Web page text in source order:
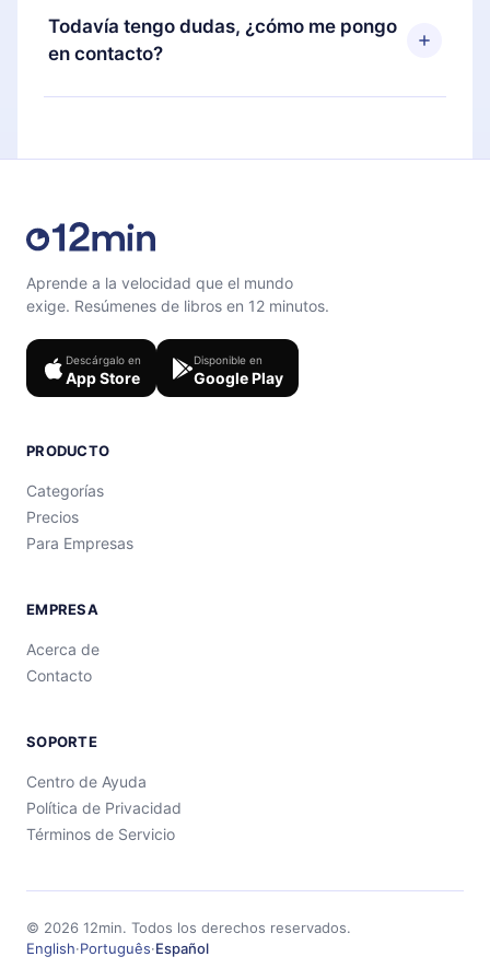
También puedes leer o escuchar tus títulos
favoritos sin conexión y desafiarte con un
puedes cancelar en cualquier momento y el
próximo ciclo de facturación no ocurrirá.
Todavía tengo dudas, ¿cómo me pongo
en contacto?
Siéntete libre de contactarnos en
Aprende a la velocidad que el mundo
exige. Resúmenes de libros en 12 minutos.
Descárgalo en
App Store
Disponible en
Google Play
PRODUCTO
Categorías
Precios
Para Empresas
EMPRESA
Acerca de
Contacto
SOPORTE
Centro de Ayuda
Política de Privacidad
Términos de Servicio
© 2026 12min. Todos los derechos reservados.
English·Português·Español